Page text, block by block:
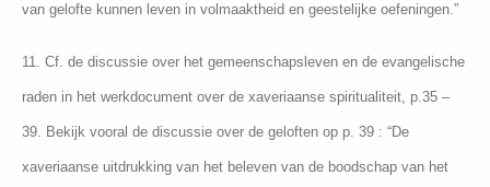
van gelofte kunnen leven in volmaaktheid en geestelijke oefeningen.”
11. Cf. de discussie over het gemeenschapsleven en de evangelische
raden in het werkdocument over de xaveriaanse spiritualiteit, p.35 –
39. Bekijk vooral de discussie over de geloften op p. 39 : “De
xaveriaanse uitdrukking van het beleven van de boodschap van het